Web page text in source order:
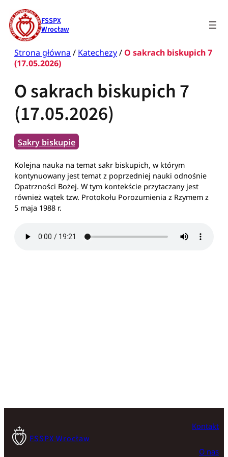
Przejdź
do
treści
FSSPX
Wrocław
Strona główna/Katechezy/O sakrach biskupich 7
(17.05.2026)
O sakrach biskupich 7
(17.05.2026)
Sakry biskupie
Kolejna nauka na temat sakr biskupich, w którym
kontynuowany jest temat z poprzedniej nauki odnośnie
Opatrzności Bożej. W tym kontekście przytaczany jest
również wątek tzw. Protokołu Porozumienia z Rzymem z
5 maja 1988 r.
FSSPX Wrocław
Kontakt
O nas